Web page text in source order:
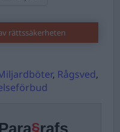
rättssäkerheten
, Rågsved,
§rafs